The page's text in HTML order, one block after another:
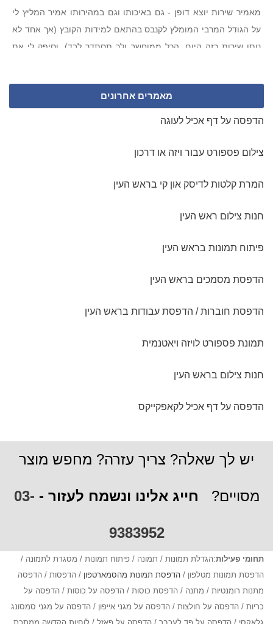
מאמיר שירות יוצא דופן - גם באיכותו וגם במהירותו אמיר המליץ לי
על הגודל המרבי המומלץ לקנבס בהתאם למידות הקובץ (אך אחד לא
נותן שירות כזה היום, הכל ממוחשב ולך תסתדר לבד), וסיפק לי את
הזמנתי קנבס ענק לכבוד יום ההולדת של בעלי, הצוות המקצועי שלכם
משגע!! . תוך 3 ימים אספתי את הקנבס מנקודת האיסוף בירושלים
מאמרים אחרונים
הדפסה על דף אכיל לעוגה
צילום פספורט עבור ויזה או דרכון
המרת קלטות לדיסק און קי בראש העין
חנות צילום ראש העין
פיתוח תמונות בראש העין
הדפסת מסמכים בראש העין
הדפסת חוברות / הדפסת עבודות בראש העין
תמונת פספורט לויזה ויאטנמית
חנות צילום בראש העין
הדפסה על דף אכיל לקאפקייקס
יש לך שאלה? צריך עזרה? מחפש מוצר
מסויים? חייג אלינו ונשמח לעזור - 03-
9383952
תחומי פעילות:הגדלת תמונות / תמונה / פיתוח תמונות / מסגרת לתמונה /
הדפסת תמונות מטלפון / הדפסת תמונות מהסמארטפון / הדפסות / הדפסה
מתנות רומנטיות / מתנה / הדפסת כוסות / הדפסה על כוסות / הדפסה על
כריות / הדפסה על חולצות / הדפסה על מגני אייפון / הדפסה על מגני סמסונג